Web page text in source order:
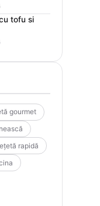
tofu si
gourmet
rapidă